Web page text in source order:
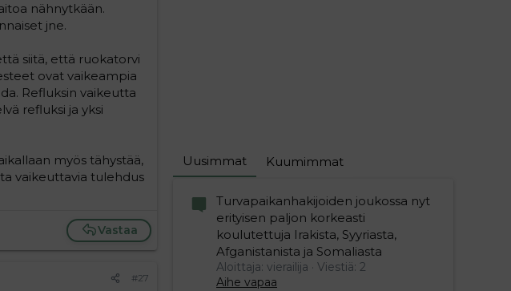
nähnytkään.
jne.
siitä, että ruokatorvi
ovat vaikeampia
Refluksin vaikeutta
refluksi ja yksi
myös tähystää,
vaikeuttavia tulehdus
Vastaa
#27
Uusimmat Kuumimmat
Turvapaikanhakijoiden joukossa nyt
erityisen paljon korkeasti
koulutettuja Irakista, Syyriasta,
Afganistanista ja Somaliasta
Aloittaja: vierailija
Viestiä: 2
Aihe vapaa